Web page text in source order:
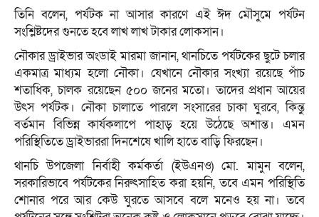
তিনি বলেন, পর্যটক না আসার কারণে এই ঈদ মৌসুমে পর্যটন
সংশ্লিষ্টদের গুনতে হবে লাখ লাখ টাকার লোকসান।
নৌকার ড্রাইভার অংডাই মারমা জানান, থানচিতে পর্যটকের ছুটে চলার
একমাত্র মাধ্যম হলো নৌকা। যেখানে নৌকার সংখ্যা রয়েছে পাঁচ
শতাধিক, চালক রয়েছেন ৫০০ জনের মতো। তাদের প্রধান আয়ের
উৎস পর্যটক। নৌকা চালাতে পারলে সংসারের চাকা ঘুরবে, কিন্তু
বর্তমান বিভিন্ন কার্যকলাপে পাহাড় হয়ে উঠেছে অশান্ত। এমন
পরিস্থিতিতে ড্রাইভাররা দিনশেষে খালি হাতে বাড়ি ফিরছেন।
থানচি উপজেলা নির্বাহী কর্মকর্তা (ইউএনও) মো. মামুন বলেন,
সরকারিভাবে পর্যটকের নিরুৎসাহিত করা হয়নি, তবে এমন পরিস্থিতি
শোনার পরে আর কেউ ঘুরতে আসবে বলে মনেও হয় না। তবে